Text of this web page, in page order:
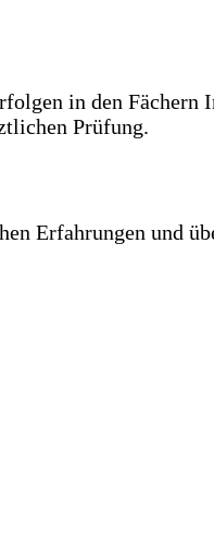
in den Fächern
Prüfung.
Erfahrungen und